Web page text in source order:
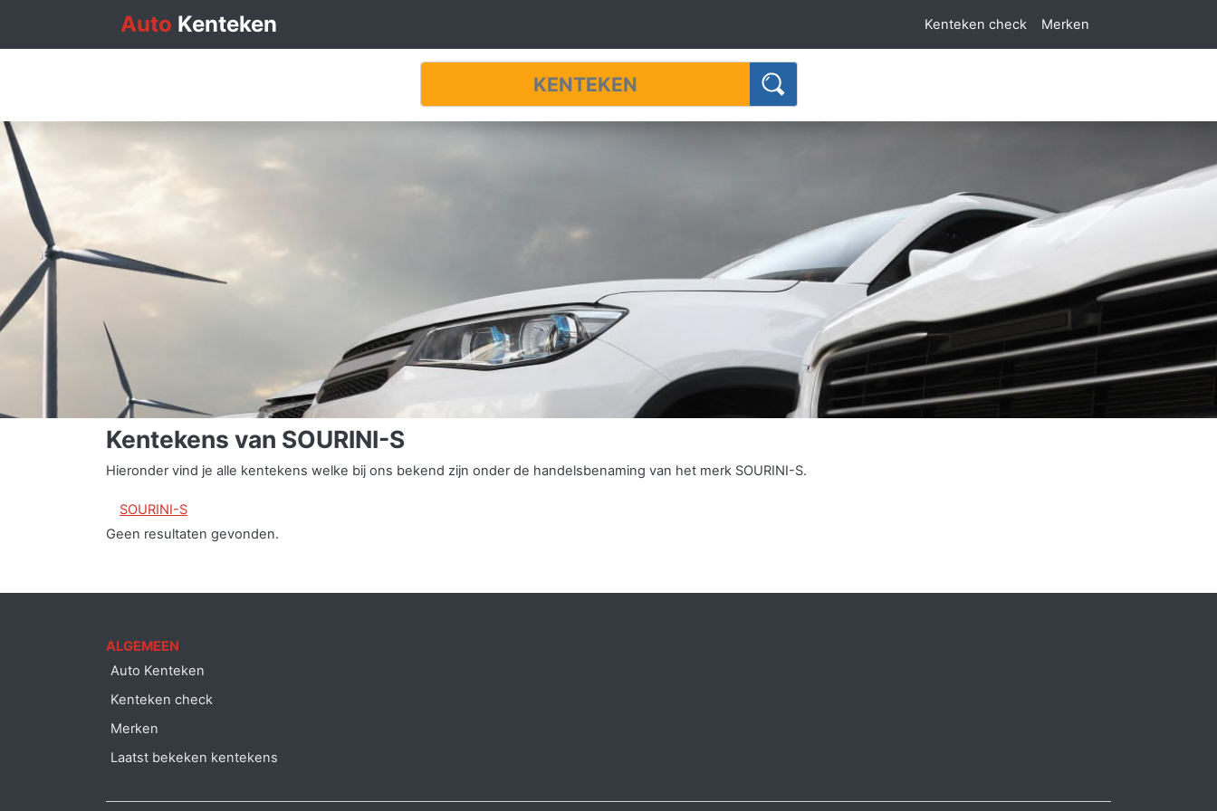
Auto Kenteken Kenteken check Merken
Kentekens van SOURINI-S
Hieronder vind je alle kentekens welke bij ons bekend zijn onder de handelsbenaming van het merk SOURINI-S.
SOURINI-S
Geen resultaten gevonden.
ALGEMEEN
Auto Kenteken
Kenteken check
Merken
Laatst bekeken kentekens